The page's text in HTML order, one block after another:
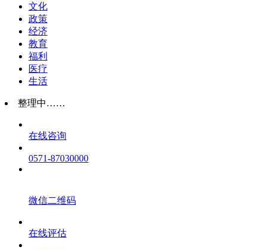
文化
政策
经济
教育
福利
医疗
生活
整理中……
在线咨询
0571-87030000
微信二维码
在线评估